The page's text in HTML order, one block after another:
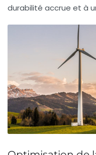
durabilité accrue et à